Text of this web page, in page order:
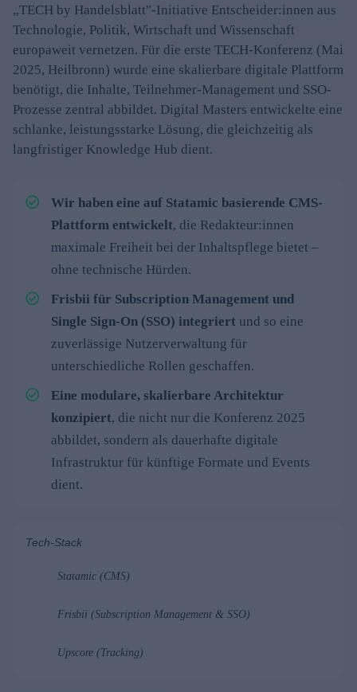
„TECH by Handelsblatt"-Initiative Entscheider:innen aus
Technologie, Politik, Wirtschaft und Wissenschaft
europaweit vernetzen. Für die erste TECH-Konferenz (Mai
2025, Heilbronn) wurde eine skalierbare digitale Plattform
benötigt, die Inhalte, Teilnehmer-Management und SSO-
Prozesse zentral abbildet. Digital Masters entwickelte eine
schlanke, leistungsstarke Lösung, die gleichzeitig als
langfristiger Knowledge Hub dient.
Wir haben eine auf Statamic basierende CMS-
Plattform entwickelt, die Redakteur:innen
maximale Freiheit bei der Inhaltspflege bietet –
ohne technische Hürden.
Frisbii für Subscription Management und
Single Sign-On (SSO) integriert und so eine
zuverlässige Nutzerverwaltung für
unterschiedliche Rollen geschaffen.
Eine modulare, skalierbare Architektur
konzipiert, die nicht nur die Konferenz 2025
abbildet, sondern als dauerhafte digitale
Infrastruktur für künftige Formate und Events
dient.
Tech-Stack
Statamic (CMS)
Frisbii (Subscription Management & SSO)
Upscore (Tracking)